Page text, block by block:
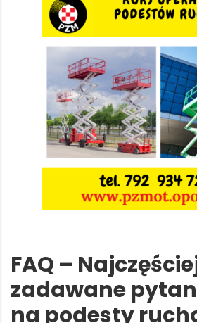
FAQ –
zadawane
na podesty